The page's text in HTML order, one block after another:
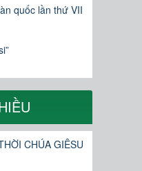
quốc lần thứ VII
CHÚA GIÊSU